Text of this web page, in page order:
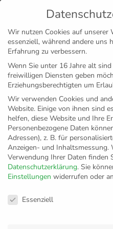
Wir nutzen Cookies auf unserer
essenziell, während andere uns
Erfahrung zu verbessern.
Wenn Sie unter 16 Jahre alt
freiwilligen Diensten geben
Erziehungsberechtigten um
Wir verwenden Cookies und
Website. Einige von ihnen sind
helfen, diese Website und Ihre
Personenbezogene Daten
Adressen), z. B. für
Anzeigen- und Inhaltsmessung.
Verwendung Ihrer Daten finden
Datenschutzerklärung. Sie
Einstellungen widerrufen oder
Datenschutzeinstellungen
Essenziell